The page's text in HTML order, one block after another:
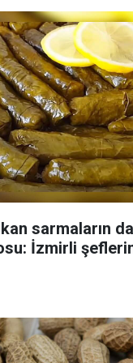
sarmaların
İzmirli